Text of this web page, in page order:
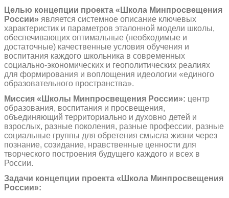
Целью концепции проекта «Школа Минпросвещения
России» является системное описание ключевых
характеристик и параметров эталонной модели школы,
обеспечивающих оптимальные (необходимые и
достаточные) качественные условия обучения и
воспитания каждого школьника в современных
социально-экономических и геополитических реалиях
для формирования и воплощения идеологии «единого
образовательного пространства».
Миссия «Школы Минпросвещения России»: центр
образования, воспитания и просвещения,
объединяющий территориально и духовно детей и
взрослых, разные поколения, разные профессии, разные
социальные группы для обретения смысла жизни через
познание, созидание, нравственные ценности для
творческого построения будущего каждого и всех в
России.
Задачи концепции проекта «Школа Минпросвещения
России»: